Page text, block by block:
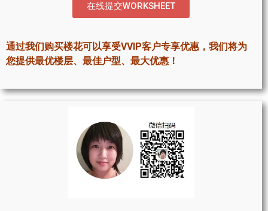
密西沙加社区介绍
奥克维尔楼花项目
列治文山楼花项目
在线提交WORKSHEET
通过我们购买楼花可以享受VVIP客户专享优惠，我们将为
您提供最优楼层、最佳户型、最大优惠！